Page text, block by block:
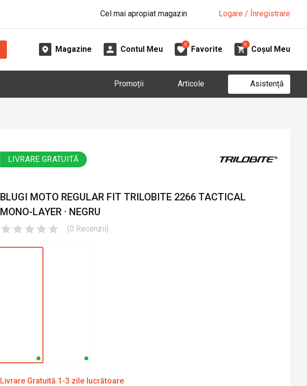
Cel mai apropiat magazin Logare / Înregistrare
Magazine Contul Meu
0
Favorite
0
Coșul Meu
Promoții Articole Asistență
LIVRARE GRATUITĂ
BLUGI MOTO REGULAR FIT TRILOBITE 2266 TACTICAL
MONO-LAYER · NEGRU
(0 Recenzii)
Livrare Gratuită 1-3 zile lucrătoare